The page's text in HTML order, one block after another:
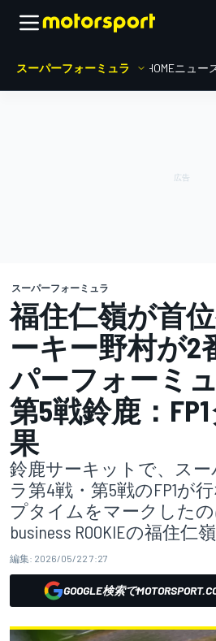
スーパーフォーミュラ HOMEニュー
スーパーフォーミュラ
福住仁嶺が首
ーキー野村が2
パーフォーミ
第5戦鈴鹿：
果
鈴鹿サーキットで、スー
ラ第4戦・第5戦のFP1が
プタイムをマークしたの
business ROOKIEの福住仁
編集: 2026/05/22 7:27
GOOGLE検索で